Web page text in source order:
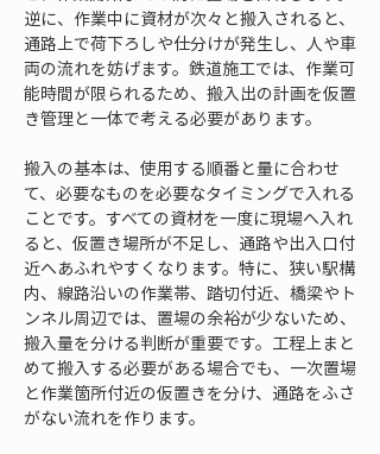
逆に、作業中に資材が次々と搬入されると、
通路上で荷下ろしや仕分けが発生し、人や車
両の流れを妨げます。鉄道施工では、作業可
能時間が限られるため、搬入出の計画を仮置
き管理と一体で考える必要があります。
搬入の基本は、使用する順番と量に合わせ
て、必要なものを必要なタイミングで入れる
ことです。すべての資材を一度に現場へ入れ
ると、仮置き場所が不足し、通路や出入口付
近へあふれやすくなります。特に、狭い駅構
内、線路沿いの作業帯、踏切付近、橋梁やト
ンネル周辺では、置場の余裕が少ないため、
搬入量を分ける判断が重要です。工程上まと
めて搬入する必要がある場合でも、一次置場
と作業箇所付近の仮置きを分け、通路をふさ
がない流れを作ります。